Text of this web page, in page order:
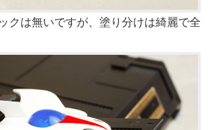
クは無いですが、塗り分けは綺麗で全